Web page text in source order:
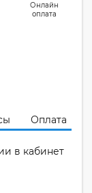
Онлайн
оплата
Оплата
в кабинет